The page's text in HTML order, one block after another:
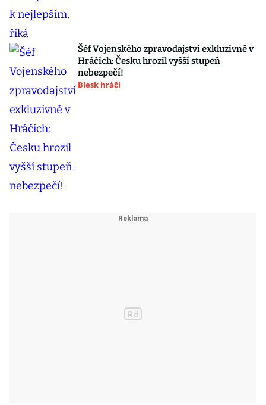
Šéf Vojenského zpravodajství exkluzivně v
Hráčích: Česku hrozil vyšší stupeň
nebezpečí!
Blesk hráči